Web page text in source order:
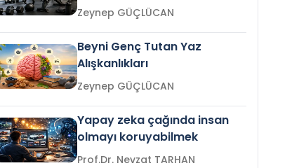
Zeynep GÜÇLÜCAN
Beyni Genç Tutan Yaz
Alışkanlıkları
Zeynep GÜÇLÜCAN
Yapay zeka çağında insan
olmayı koruyabilmek
Prof.Dr. Nevzat TARHAN